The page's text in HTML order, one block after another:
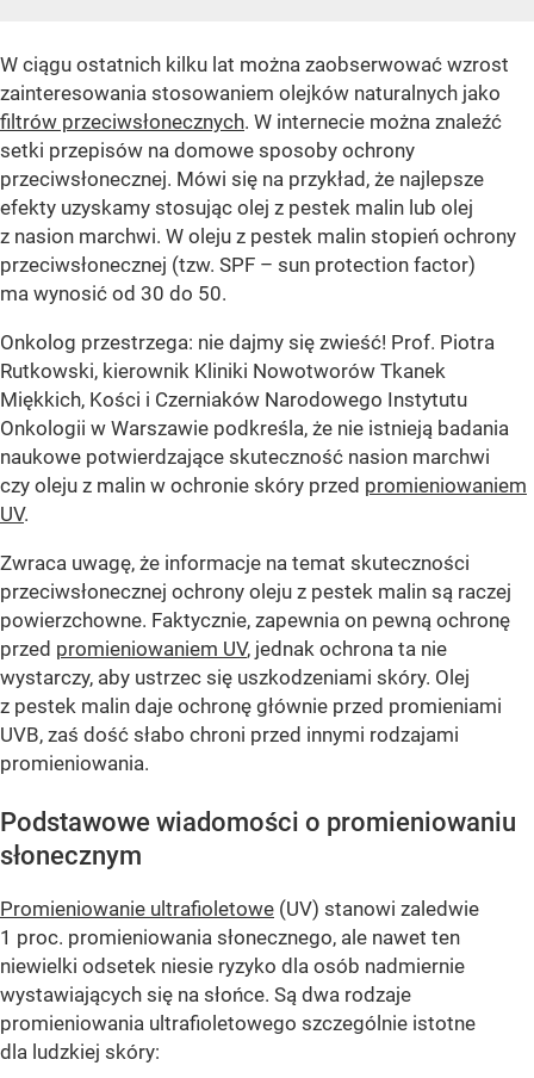
W ciągu ostatnich kilku lat można zaobserwować wzrost
zainteresowania stosowaniem olejków naturalnych jako
filtrów przeciwsłonecznych. W internecie można znaleźć
setki przepisów na domowe sposoby ochrony
przeciwsłonecznej. Mówi się na przykład, że najlepsze
efekty uzyskamy stosując olej z pestek malin lub olej
z nasion marchwi. W oleju z pestek malin stopień ochrony
przeciwsłonecznej (tzw. SPF – sun protection factor)
ma wynosić od 30 do 50.
Onkolog przestrzega: nie dajmy się zwieść! Prof. Piotra
Rutkowski, kierownik Kliniki Nowotworów Tkanek
Miękkich, Kości i Czerniaków Narodowego Instytutu
Onkologii w Warszawie podkreśla, że nie istnieją badania
naukowe potwierdzające skuteczność nasion marchwi
czy oleju z malin w ochronie skóry przed promieniowaniem
UV.
Zwraca uwagę, że informacje na temat skuteczności
przeciwsłonecznej ochrony oleju z pestek malin są raczej
powierzchowne. Faktycznie, zapewnia on pewną ochronę
przed promieniowaniem UV, jednak ochrona ta nie
wystarczy, aby ustrzec się uszkodzeniami skóry. Olej
z pestek malin daje ochronę głównie przed promieniami
UVB, zaś dość słabo chroni przed innymi rodzajami
promieniowania.
Podstawowe wiadomości o promieniowaniu
słonecznym
Promieniowanie ultrafioletowe (UV) stanowi zaledwie
1 proc. promieniowania słonecznego, ale nawet ten
niewielki odsetek niesie ryzyko dla osób nadmiernie
wystawiających się na słońce. Są dwa rodzaje
promieniowania ultrafioletowego szczególnie istotne
dla ludzkiej skóry: